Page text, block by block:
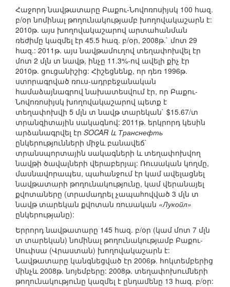
Հաջորդ նավթատարը Բաքու-Նովոռոսիյսկ 100 հազ.
բ/օր նոմինալ թողունակությամբ խողովակաշարն է:
2010թ. այս խողովակաշարով արտահանման
ռեժիմը կազմել էր 45.5 հազ. բ/օր, 2008թ.` մոտ 29
հազ.: 2011թ. այս նավթամուղով տեղափոխվել էր
մոտ 2 մլն տ նավթ, ինչը 11.3%-ով ավելի քիչ էր
2010թ. ցուցանիշից: Հիշեցնենք, որ դեռ 1996թ.
ստորագրված ռուս-ադրբեջանական
համաձայնագրով նախատեսվում էր, որ Բաքու-
Նովոռոսիյսկ խողովակաշարով պետք է
տեղափոխվի 5 մլն տ նավթ տարեկան` $15.67/տ
տրանզիտային սակագնով: 2011թ. երկրորդ կեսին
արձանագրվել էր SOCAR և Транснефть
ընկերությունների միջև բանավեճ`
տրանսպորտային սակագների և տեղափոխվող
նավթի ծավալների վերաբերյալ: Ռուսական կողմը,
մասնավորապես, պահանջում էր կամ ավելացնել
նավթատարի թողունակությունը, կամ վերանայել
քվոտաները (տրամադրել չապաhովված 3 մլն տ
նավթ տարեկան քվոտան ռուսական «Лукойл»
ընկերությանը):
Երրորդ նավթատարը 145 հազ. բ/օր (կամ մոտ 7 մլն
տ տարեկան) նոմինալ թողունակությամբ Բաքու-
Սուփսա (Վրաստան) խողովակաշարն է:
Նավթատարը կանգնեցված էր 2006թ. հոկտեմբերից
մինչև 2008թ. նոյեմբերը: 2008թ. տեղափոխումների
թողունակությունը կազմել է ընդամենը 13 հազ. բ/օր: